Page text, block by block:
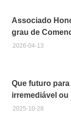
Florestas
Gestão
da
Inundações
Ordenamento
do Território
Associado
grau de
2026-04-13
Que futuro para
irremediável ou
2025-10-28